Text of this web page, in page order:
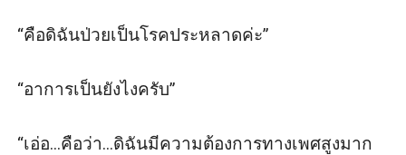
“คือดิฉันป่วยเป็นโรคประหลาดค่ะ”
“อาการเป็นยังไงครับ”
“เอ่อ...คือว่า...ดิฉันมีความต้องการทางเพศสูงมาก